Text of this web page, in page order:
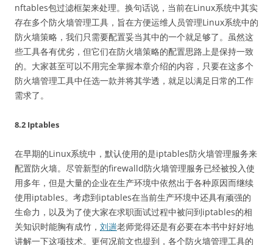
nftables包过滤框架来处理。换句话说，当前在Linux系统中其实
存在多个防火墙管理工具，旨在方便运维人员管理Linux系统中的
防火墙策略，我们只需要配置妥当其中的一个就足够了。虽然这
些工具各有优劣，但它们在防火墙策略的配置思路上是保持一致
的。大家甚至可以不用完全掌握本章介绍的内容，只要在这多个
防火墙管理工具中任选一款并将其学透，就足以满足日常的工作
需求了。
8.2 Iptables
在早期的Linux系统中，默认使用的是iptables防火墙管理服务来
配置防火墙。尽管新型的firewalld防火墙管理服务已经被投入使
用多年，但是大量的企业在生产环境中依然出于各种原因而继续
使用iptables。考虑到iptables在当前生产环境中还具有顽强的
生命力，以及为了使大家在求职面试过程中被问到iptables的相
关知识时能胸有成竹， 刘遄老师觉得还是有必要在本书中好好地
讲解一下这项技术。更何况前文也提到，各个防火墙管理工具的